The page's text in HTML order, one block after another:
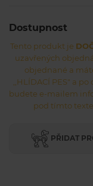
Dostupnost
Tento produkt je
uzavřených
objednané a
,,HLÍDACÍ PES" a
budete e-mailem
pod tímto
PŘIDAT